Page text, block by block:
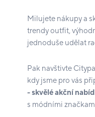
Milujete nákupy a
trendy outfit,
jednoduše udělat
Pak navštivte
kdy jsme pro vás
- skvělé akční
s módními